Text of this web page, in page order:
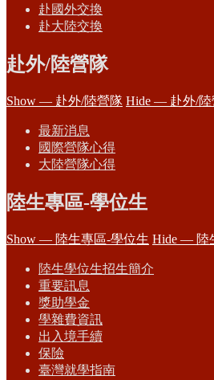
赴國外交換
赴大陸交換
赴外/陸營隊
Show — 赴外/陸營隊 Hide — 赴外/陸
最新消息
國際營隊心得
大陸營隊心得
陸生專區-學位生
Show — 陸生專區-學位生 Hide — 陸
陸生學位生招生簡介
重要訊息
獎助學金
學雜費資訊
出入境手續
保險
臺灣就學指南